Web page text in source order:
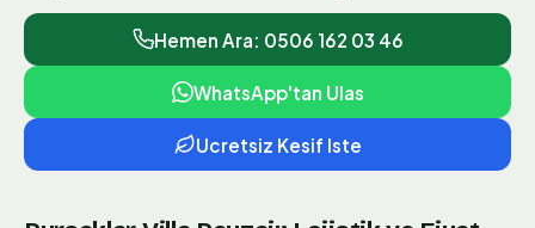
Hemen Ara: 0506 162 03 46
WhatsApp'tan Ulas
Ucretsiz Kesif Iste